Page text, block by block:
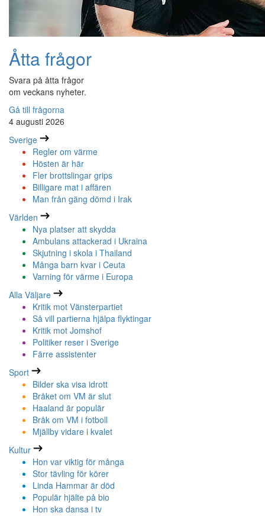
Åtta frågor
Svara på åtta frågor
om veckans nyheter.
Gå till frågorna
4 augusti 2026
Sverige
Regler om värme
Hösten är här
Fler brottslingar grips
Billigare mat i affären
Man från gäng dömd i Irak
Världen
Nya platser att skydda
Ambulans attackerad i Ukraina
Skjutning i skola i Thailand
Många barn kvar i Ceuta
Varning för värme i Europa
Alla Väljare
Kritik mot Vänsterpartiet
Så vill partierna hjälpa flyktingar
Kritik mot Jomshof
Politiker reser i Sverige
Färre assistenter
Sport
Bilder ska visa idrott
Bråket om VM är slut
Haaland är populär
Bråk om VM i fotboll
Mjällby vidare i kvalet
Kultur
Hon var viktig för många
Stor tävling för körer
Linda Hammar är död
Populär hjälte på bio
Hon ska dansa i tv